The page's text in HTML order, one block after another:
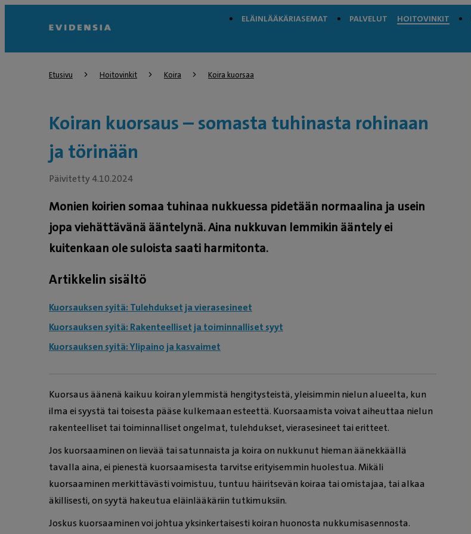
ELÄINLÄÄKÄRIASEMAT PALVELUT HOITOVINKIT
Etusivu Hoitovinkit Koira Koira kuorsaa
Koiran kuorsaus – somasta tuhinasta rohinaan
ja törinään
Päivitetty 4.10.2024
Monien koirien somaa tuhinaa nukkuessa pidetään normaalina ja usein
jopa viehättävänä ääntelynä. Aina nukkuvan lemmikin ääntely ei
kuitenkaan ole suloista saati harmitonta.
Artikkelin sisältö
Kuorsauksen syitä: Tulehdukset ja vierasesineet
Kuorsauksen syitä: Rakenteelliset ja toiminnalliset syyt
Kuorsauksen syitä: Ylipaino ja kasvaimet
Kuorsaus äänenä kaikuu koiran ylemmistä hengitysteistä, yleisimmin nielun alueelta, kun
ilma ei syystä tai toisesta pääse kulkemaan esteettä. Kuorsaamista voivat aiheuttaa nielun
rakenteelliset tai toiminnalliset ongelmat, tulehdukset, vierasesineet tai eritteet.
Jos kuorsaaminen on lievää tai satunnaista ja koira on nukkunut hieman äänekkäällä
tavalla aina, ei pienestä kuorsaamisesta tarvitse erityisemmin huolestua. Mikäli
kuorsaaminen merkittävästi voimistuu, tuntuu häiritsevän koiraa tai omistajaa, tai alkaa
äkillisesti, on syytä hakeutua eläinlääkäriin tutkimuksiin.
Joskus kuorsaaminen voi johtua yksinkertaisesti koiran huonosta nukkumisasennosta.